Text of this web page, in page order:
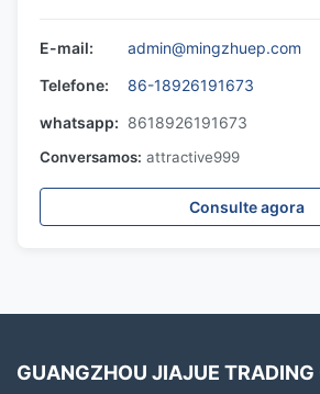
E-mail:
admin@mingzhuep.com
Telefone:
86-18926191673
whatsapp: 8618926191673
Conversamos: attractive999
Consulte agora
GUANGZHOU JIAJUE TRADING